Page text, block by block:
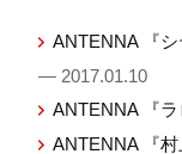
ANTENNA 『
— 2017.01.10
ANTENNA 『
ANTENNA 『